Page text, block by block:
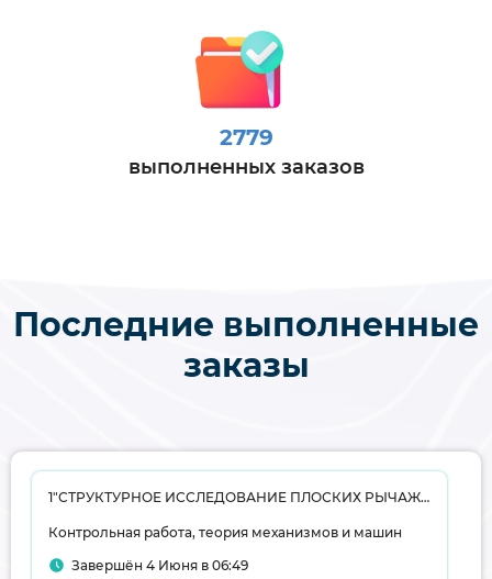
2779
выполненных заказов
Последние выполненные
заказы
1"СТРУКТУРНОЕ ИССЛЕДОВАНИЕ ПЛОСКИХ РЫЧАЖНЫХ МЕХАНИЗМОВ 2 «ГРАФИЧЕСКОЕ ИССЛЕДОВАНИЕ КИНЕМАТИКИ ПЛОСКИХ РЫЧАЖНЫХ МЕХАНИЗМОВ II КЛАССА"Контрольная работа №3 АНАЛИЗ СЛОЖНЫХ ЗУБЧАТЫХ МЕХАНИЗМОВ
Контрольная работа, теория механизмов и машин
Завершён 4 Июня в 06:49